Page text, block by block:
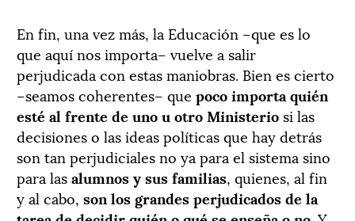
En fin, una vez más, la Educación –que es lo
que aquí nos importa– vuelve a salir
perjudicada con estas maniobras. Bien es cierto
–seamos coherentes– que poco importa quién
esté al frente de uno u otro Ministerio si las
decisiones o las ideas políticas que hay detrás
son tan perjudiciales no ya para el sistema sino
para lasalumnos y sus familias, quienes, al fin
y al cabo, son los grandes perjudicados de la